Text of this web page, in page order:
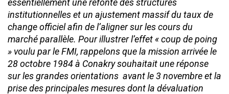
institutionnelles et un ajustement massif du taux de
change officiel afin de l’aligner sur les cours du
marché parallèle. Pour illustrer l’effet « coup de poing
» voulu par le FMI, rappelons que la mission arrivée le
28 octobre 1984 à Conakry souhaitait une réponse
sur les grandes orientations avant le 3 novembre et la
prise des principales mesures dont la dévaluation